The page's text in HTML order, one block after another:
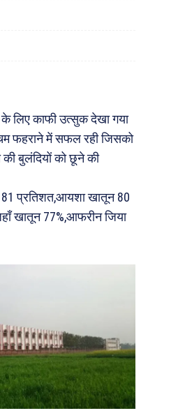
लिए काफी उत्सुक देखा गया
फहराने में सफल रही जिसको
बुलंदियों को छूने की
81 प्रतिशत,आयशा खातून 80
खातून 77%,आफरीन जिया